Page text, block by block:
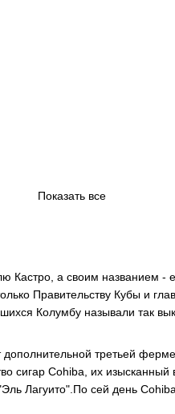
а своим названием -
Правительству Кубы и
Колумбу называли так
третьей
сигар Cohiba, их
Лагуито".По сей день
Показать все